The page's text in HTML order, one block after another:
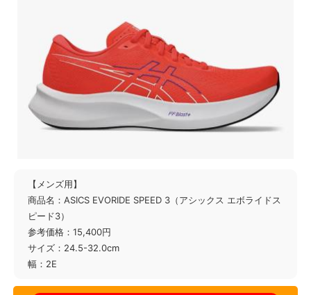
【メンズ用】
商品名：ASICS EVORIDE SPEED 3（アシックス エボライドス
ピード3）
参考価格：15,400円
サイズ：24.5-32.0cm
幅：2E